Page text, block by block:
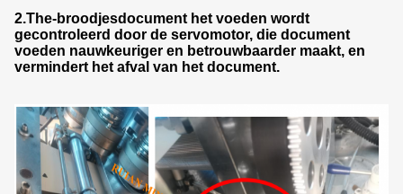
2.The-broodjesdocument het voeden wordt
gecontroleerd door de servomotor, die document
voeden nauwkeuriger en betrouwbaarder maakt, en
vermindert het afval van het document.